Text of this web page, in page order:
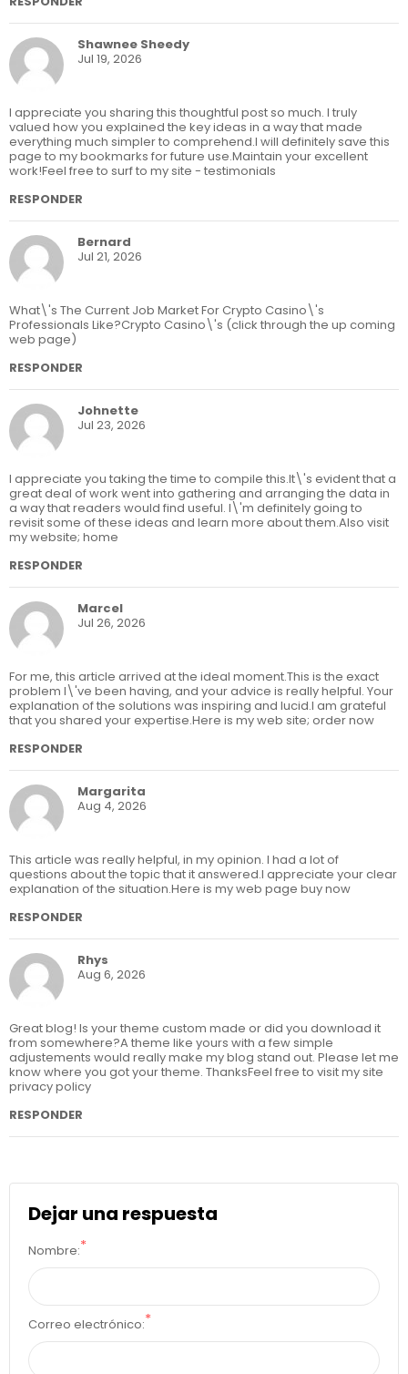
Shawnee Sheedy
Jul 19, 2026
I appreciate you sharing this thoughtful post so much. I truly
valued how you explained the key ideas in a way that made
everything much simpler to comprehend.I will definitely save this
page to my bookmarks for future use.Maintain your excellent
work!Feel free to surf to my site - testimonials
RESPONDER
Bernard
Jul 21, 2026
What\'s The Current Job Market For Crypto Casino\'s
Professionals Like?Crypto Casino\'s (click through the up coming
web page)
RESPONDER
Johnette
Jul 23, 2026
I appreciate you taking the time to compile this.It\'s evident that a
great deal of work went into gathering and arranging the data in
a way that readers would find useful. I\'m definitely going to
revisit some of these ideas and learn more about them.Also visit
my website; home
RESPONDER
Marcel
Jul 26, 2026
For me, this article arrived at the ideal moment.This is the exact
problem I\'ve been having, and your advice is really helpful. Your
explanation of the solutions was inspiring and lucid.I am grateful
that you shared your expertise.Here is my web site; order now
RESPONDER
Margarita
Aug 4, 2026
This article was really helpful, in my opinion. I had a lot of
questions about the topic that it answered.I appreciate your clear
explanation of the situation.Here is my web page buy now
RESPONDER
Rhys
Aug 6, 2026
Great blog! Is your theme custom made or did you download it
from somewhere?A theme like yours with a few simple
adjustements would really make my blog stand out. Please let me
know where you got your theme. ThanksFeel free to visit my site
privacy policy
RESPONDER
Dejar una respuesta
Nombre:*
Correo electrónico:*